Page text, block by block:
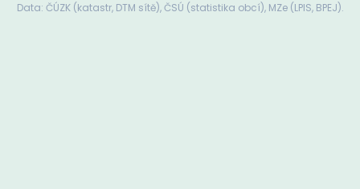
Data: ČÚZK (katastr, DTM sítě), ČSÚ (statistika obcí), MZe (LPIS, BPEJ).